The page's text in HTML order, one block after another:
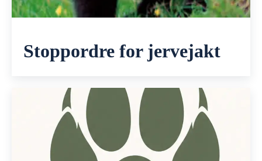
Stoppordre for jervejakt